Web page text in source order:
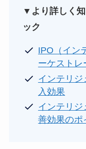
▼より詳しく
ック
IPO（イン
ーケストレ
インテリ
入効果
インテリ
善効果のポ